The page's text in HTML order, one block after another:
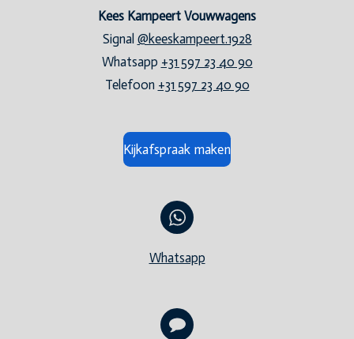
Kees Kampeert Vouwwagens
Signal @keeskampeert.1928
Whatsapp +31 597 23 40 90
Telefoon +31 597 23 40 90
Kijkafspraak maken
Whatsapp